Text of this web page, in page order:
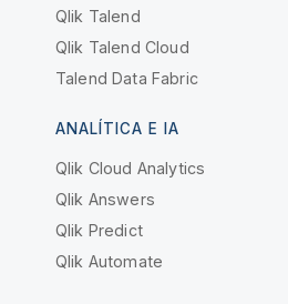
Qlik Talend
Qlik Talend Cloud
Talend Data Fabric
ANALÍTICA E IA
Qlik Cloud Analytics
Qlik Answers
Qlik Predict
Qlik Automate